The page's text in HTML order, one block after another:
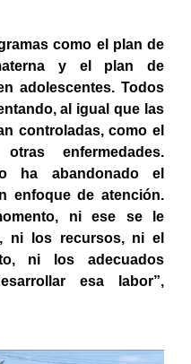
como el plan de
y el plan de
adolescentes. Todos
al igual que las
controladas, como el
enfermedades.
ha abandonado el
enfoque de atención.
ni ese se le
ni los recursos, ni el
ni los adecuados
esa labor”,